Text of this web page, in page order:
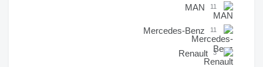
MAN 11
Mercedes-Benz 11
Renault 3